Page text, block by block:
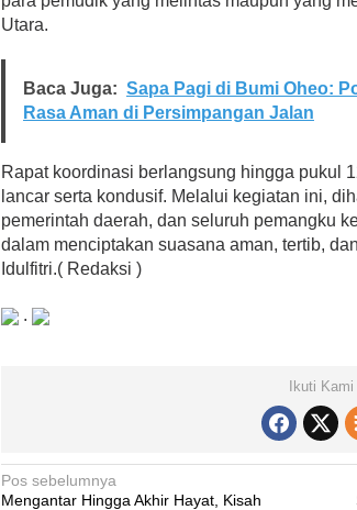
a
r
Utara.
Baca Juga: Sapa Pagi di Bumi Oheo:
Rasa Aman di Persimpangan Jalan
Rapat koordinasi berlangsung hingga pukul
lancar serta kondusif. Melalui kegiatan ini,
pemerintah daerah, dan seluruh pemangku
dalam menciptakan suasana aman, tertib,
Idulfitri.( Redaksi )
.
Ikuti Kami
N
Pos sebelumnya
Mengantar Hingga Akhir Hayat, Kisah